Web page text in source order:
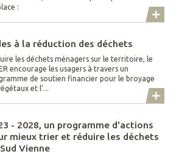
:
à la réduction des déchets
les déchets ménagers sur le territoire, le
encourage les usagers à travers un
de soutien financier pour le broyage
et l'...
- 2028, un programme d'actions
mieux trier et réduire les déchets
Vienne